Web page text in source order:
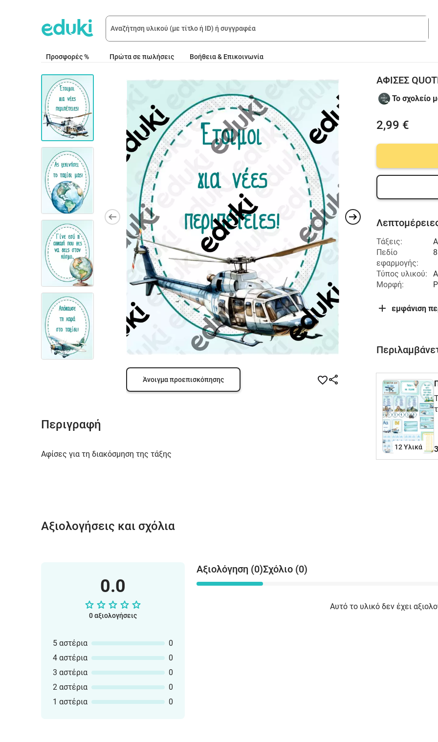
Προσφορές % Πρώτα σε πωλήσεις Βοήθεια & Επικοινωνία
Άνοιγμα προεπισκόπησης
Περιγραφή
Αφίσες για τη διακόσμηση της τάξης
ΑΦΙΣΕΣ
Το σχολείο
2,99 €
Τάξεις:
Πεδίο
εφαρμογής:
Τύπος υλικού:
Μορφή:
εμφάνιση
12 Υλικά
Αξιολογήσεις και σχόλια
0.0
0 αξιολογήσεις
5 αστέρια
0
4 αστέρια
0
3 αστέρια
0
2 αστέρια
0
1 αστέρια
0
Αξιολόγηση (0)Σχόλιο (0)
Αυτό το υλικό δεν έχει